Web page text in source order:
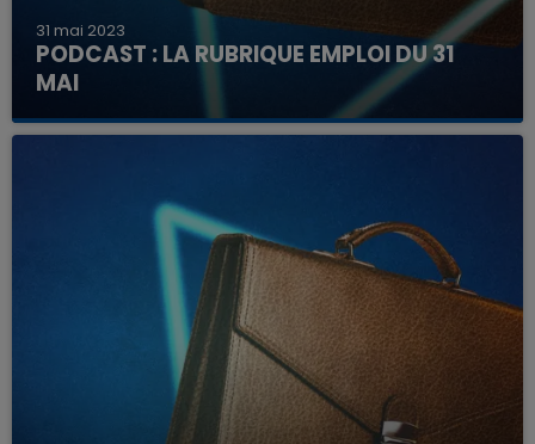
31 mai 2023
PODCAST : LA RUBRIQUE EMPLOI DU 31
MAI
Découvrez ici les offres à pourvoir dans la région